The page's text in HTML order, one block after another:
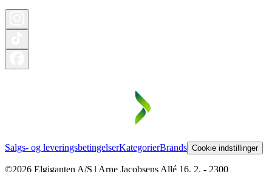
Salgs- og leveringsbetingelserKategorierBrands Cookie indstillinger
©2026 Elgiganten A/S | Arne Jacobsens Allé 16, 2. - 2300